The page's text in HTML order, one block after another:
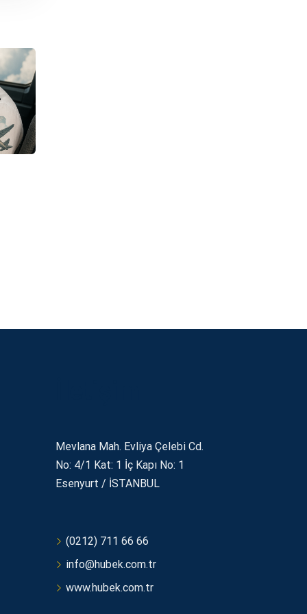
Mevlana Mah. Evliya Çelebi Cd.
No: 4/1 Kat: 1 İç Kapı No: 1
Esenyurt / İSTANBUL
(0212) 711 66 66
info@hubek.com.tr
www.hubek.com.tr